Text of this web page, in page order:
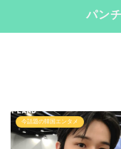
パン
今話題の韓国エンタメ